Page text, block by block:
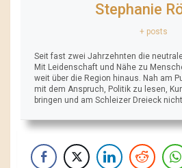
Stephanie
+ posts
Seit fast zwei Jahrzehnten die
Mit Leidenschaft und Nähe zu
weit über die Region hinaus. Nah am
mit dem Anspruch, Politik zu lesen,
bringen und am Schleizer Dreieck